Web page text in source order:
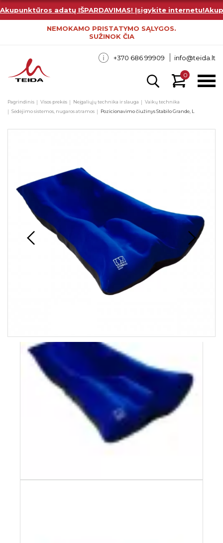
Akupunktūros adatų IŠPARDAVIMAS! Įsigykite internetu!
NEMOKAMO PRISTATYMO SĄLYGOS.
SUŽINOK ČIA
0
+370 686 99909 info@teida.lt
Pagrindinis Visos prekės Neįgaliųjų technika ir slauga
Vaikų technika
Sėdėjimo sistemos, nugaros atramos
Pozicionavimo čiužinys Stabilo Grande, L